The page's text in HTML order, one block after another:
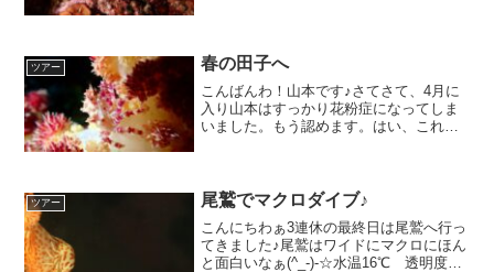
ミウシがお好きと...
ツアー 春の田子へ
こんばんわ！山本です♪さてさて、4月に
入り山本はすっかり花粉症になってしま
いました。もう認めます。はい、これは
子でのダイビング♪ファ...
ツアー 尾鷲でマクロダイブ♪
こんにちわぁ3連休の最終日は尾鷲へ行っ
てきました♪尾鷲はワイドにマクロにほん
と面白いなぁ(^_-)-☆水温16℃ 透明度５